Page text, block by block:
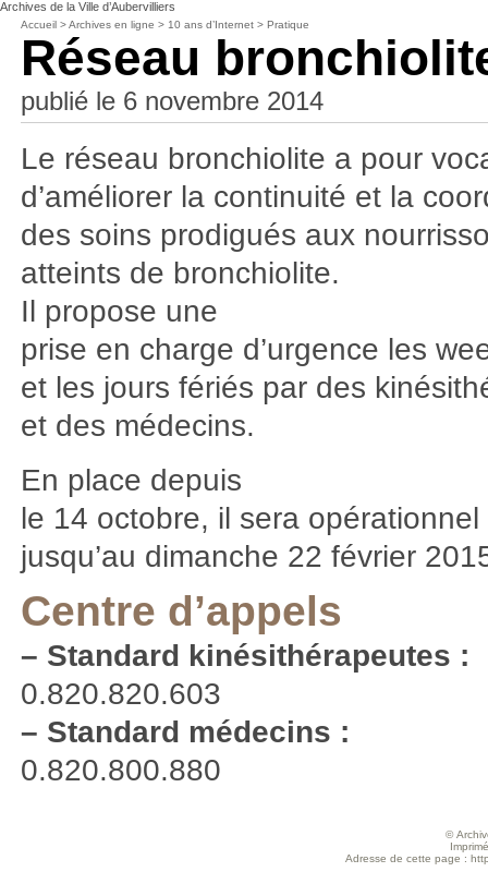
Archives de la Ville d’Aubervilliers
Accueil >Archives en ligne > 10 ans d’Internet >Pratique
Réseau
publié le 6 novembre 2014
Le réseau bronchiolite a pour
d’améliorer la continuité et la
des soins prodigués aux
atteints de bronchiolite.
Il propose une
prise en charge d’urgence les
et les jours fériés par des
et des médecins.
En place depuis
le 14 octobre, il sera opérationnel
jusqu’au dimanche 22 février
Centre d’appels
– Standard kinésithérapeutes :
0.820.820.603
– Standard médecins :
0.820.800.880
©
Adresse de cette page :